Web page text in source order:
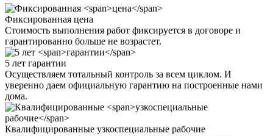
Фиксированная цена
Стоимость выполнения работ фиксируется в договоре и
гарантированно больше не возрастет.
5 лет гарантии
Осуществляем тотальный контроль за всем циклом. И
уверенно даем официальную гарантию на построенные нами
дома.
Квалифицированные узкоспециальные рабочие